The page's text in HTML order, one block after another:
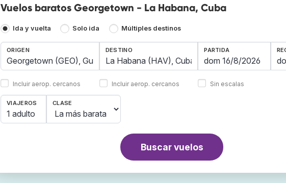
Vuelos baratos Georgetown - La Habana, Cuba
Ida y vuelta Solo ida Múltiples destinos
ORIGEN
Incluir aerop. cercanos
DESTINO
Incluir aerop. cercanos
PARTIDA
Sin escalas
VIAJEROS
1 adulto
CLASE
Buscar vuelos